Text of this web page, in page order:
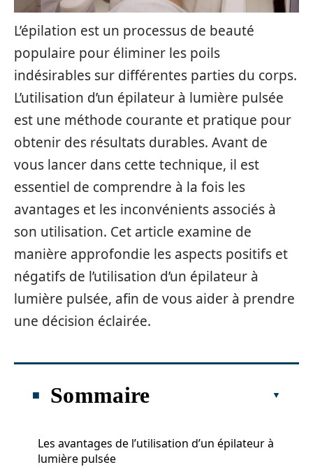
L’épilation est un processus de beauté
populaire pour éliminer les poils
indésirables sur différentes parties du corps.
L’utilisation d’un épilateur à lumière pulsée
est une méthode courante et pratique pour
obtenir des résultats durables. Avant de
vous lancer dans cette technique, il est
essentiel de comprendre à la fois les
avantages et les inconvénients associés à
son utilisation. Cet article examine de
manière approfondie les aspects positifs et
négatifs de l’utilisation d’un épilateur à
lumière pulsée, afin de vous aider à prendre
une décision éclairée.
Sommaire
Les avantages de l’utilisation d’un épilateur à
lumière pulsée